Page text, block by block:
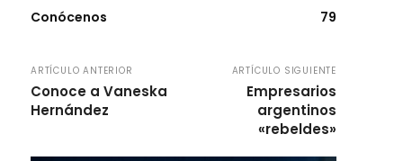
Conócenos
79
ARTÍCULO ANTERIOR
Conoce a Vaneska
Hernández
ARTÍCULO SIGUIENTE
Empresarios
argentinos
«rebeldes»